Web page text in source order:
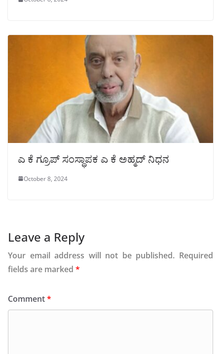
ಎ ಕೆ ಗ್ರೂಪ್ ಸಂಸ್ಥಾಪಕ ಎ ಕೆ ಅಹ್ಮದ್ ನಿಧನ
October 8, 2024
Leave a Reply
Your email address will not be published. Required
fields are marked *
Comment*